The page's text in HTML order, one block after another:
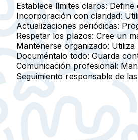
Establece límites claros: Define
Incorporación con claridad:
Actualizaciones periódicas:
Respetar los plazos: Cree un
Mantenerse organizado:
Documéntalo todo: Guarda
Comunicación profesional:
Seguimiento responsable de